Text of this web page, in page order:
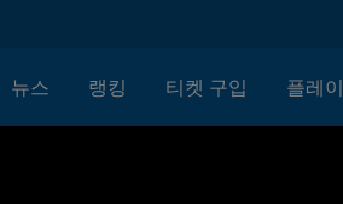
뉴스 랭킹 티켓 구입 플레이